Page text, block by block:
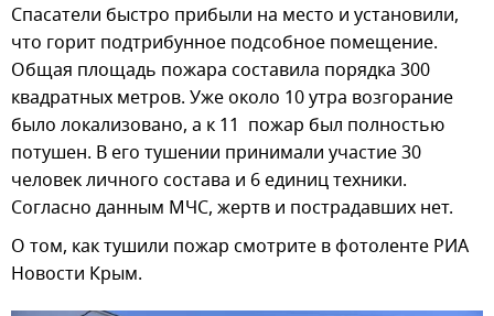
Спасатели быстро прибыли на место и установили,
что горит подтрибунное подсобное помещение.
Общая площадь пожара составила порядка 300
квадратных метров. Уже около 10 утра возгорание
было локализовано, а к 11 пожар был полностью
потушен. В его тушении принимали участие 30
человек личного состава и 6 единиц техники.
Согласно данным МЧС, жертв и пострадавших нет.
О том, как тушили пожар смотрите в фотоленте РИА
Новости Крым.